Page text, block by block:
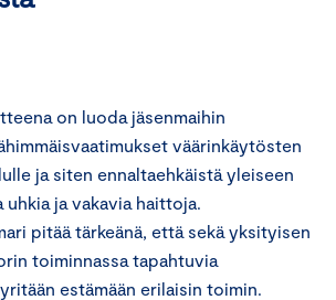
on luoda jäsenmaihin
väärinkäytösten
ja siten ennaltaehkäistä yleiseen
ja vakavia haittoja.
pitää tärkeänä, että sekä yksityisen
toiminnassa tapahtuvia
estämään erilaisin toimin.